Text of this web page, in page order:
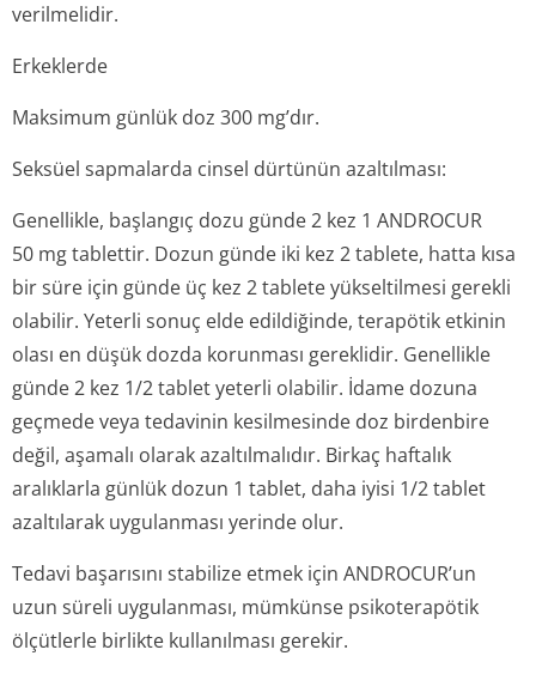
verilmelidir.
Erkeklerde
Maksimum günlük doz 300 mg’dır.
Seksüel sapmalarda cinsel dürtünün azaltılması:
Genellikle, başlangıç dozu günde 2 kez 1 ANDROCUR
50 mg tablettir. Dozun günde iki kez 2 tablete, hatta kısa
bir süre için günde üç kez 2 tablete yükseltilmesi gerekli
olabilir. Yeterli sonuç elde edildiğinde, terapötik etkinin
olası en düşük dozda korunması gereklidir. Genellikle
günde 2 kez 1/2 tablet yeterli olabilir. İdame dozuna
geçmede veya tedavinin kesilmesinde doz birdenbire
değil, aşamalı olarak azaltılmalıdır. Birkaç haftalık
aralıklarla günlük dozun 1 tablet, daha iyisi 1/2 tablet
azaltılarak uygulanması yerinde olur.
Tedavi başarısını stabilize etmek için ANDROCUR’un
uzun süreli uygulanması, mümkünse psikoterapötik
ölçütlerle birlikte kullanılması gerekir.